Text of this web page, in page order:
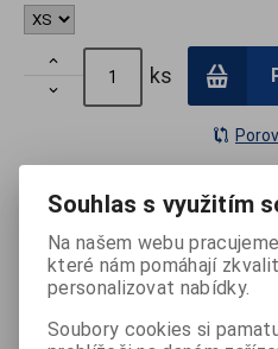


ks
Výchozí sestava
Souhlas s využitím
Na našem webu
které nám pomáhají
personalizovat nabídky.
Soubory cookies si